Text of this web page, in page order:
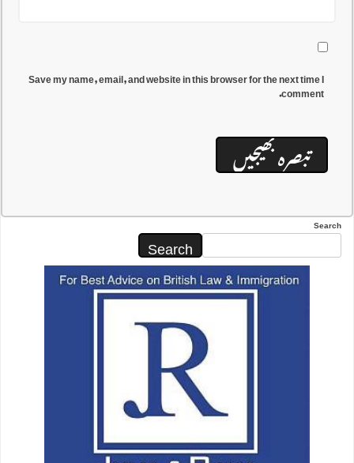
Save my name, email, and website in this browser for the next time I
comment.
Search
Search